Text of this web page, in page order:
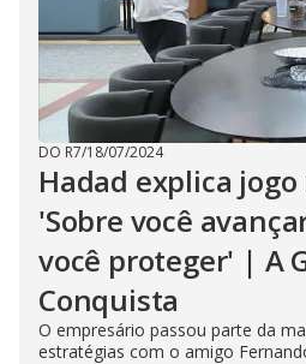
DO R7/18/07/2024
Hadad explica
'Sobre você
você proteger' | A
Conquista
O empresário passou parte da
estratégias com o amigo